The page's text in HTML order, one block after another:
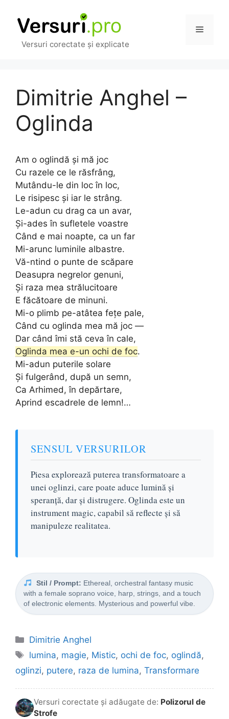
conținut
Versuri corectate și explicate
Meniu
Dimitrie Anghel –
Oglinda
Am o oglindă și mă joc
Cu razele ce le răsfrâng,
Mutându-le din loc în loc,
Le risipesc și iar le strâng.
Le-adun cu drag ca un avar,
Și-ades în sufletele voastre
Când e mai noapte, ca un far
Mi-arunc luminile albastre.
Vă-ntind o punte de scăpare
Deasupra negrelor genuni,
Și raza mea strălucitoare
E făcătoare de minuni.
Mi-o plimb pe-atâtea fețe pale,
Când cu oglinda mea mă joc —
Dar când îmi stă ceva în cale,
Oglinda mea e-un ochi de foc.
Mi-adun puterile solare
Și fulgerând, după un semn,
Ca Arhimed, în depărtare,
Aprind escadrele de lemn!…
SENSUL VERSURILOR
Piesa explorează puterea transformatoare a
unei oglinzi, care poate aduce lumină și
speranță, dar și distrugere. Oglinda este un
instrument magic, capabil să reflecte și să
manipuleze realitatea.
Stil / Prompt: Ethereal, orchestral fantasy music
with a female soprano voice, harp, strings, and a touch
of electronic elements. Mysterious and powerful vibe.
Categorii
Dimitrie Anghel
Etichete
lumina, magie, Mistic, ochi de foc, oglindă,
oglinzi, putere, raza de lumina, Transformare
Versuri corectate și adăugate de: Polizorul de
Strofe